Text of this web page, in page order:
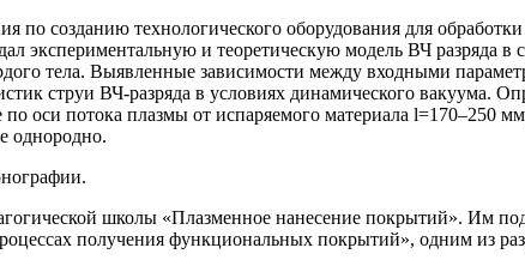
по созданию технологического оборудования для
экспериментальную и теоретическую модель ВЧ разряда
тела. Выявленные зависимости между входными
струи ВЧ-разряда в условиях динамического вакуума.
оси потока плазмы от испаряемого материала l=170–250
однородно.
школы «Плазменное нанесение покрытий». Им
получения функциональных покрытий», одним из